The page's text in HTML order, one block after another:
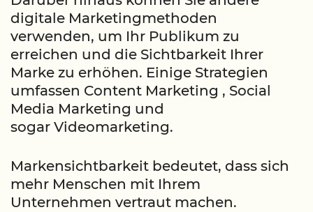
digitale Marketingmethoden
verwenden, um Ihr Publikum zu
erreichen und die Sichtbarkeit Ihrer
Marke zu erhöhen. Einige Strategien
umfassen Content Marketing , Social
Media Marketing und
sogar Videomarketing.
Markensichtbarkeit bedeutet, dass sich
mehr Menschen mit Ihrem
Unternehmen vertraut machen.